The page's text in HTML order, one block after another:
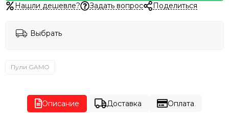
Нашли дешевле? Задать вопрос Поделиться
Выбрать
Пули GAMO
Описание Доставка Оплата